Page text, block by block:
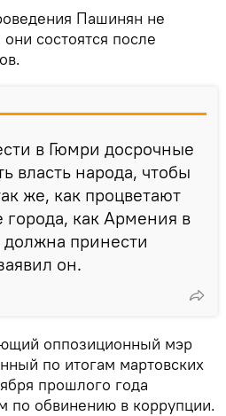
Пашинян не
состоятся после
в Гюмри досрочные
власть народа, чтобы
же, как процветают
города, как Армения в
принести
он.
оппозиционный мэр
по итогам мартовских
прошлого года
по обвинению в коррупции.